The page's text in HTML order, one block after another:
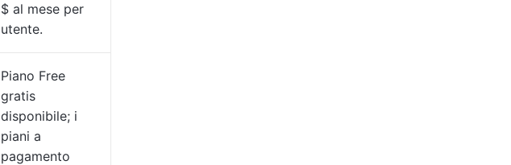
$ al mese per
utente.
Piano Free
gratis
disponibile; i
piani a
pagamento